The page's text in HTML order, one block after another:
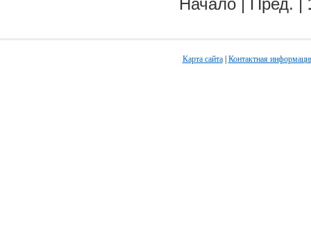
Начало | Пред. |
Карта сайта| Контактная